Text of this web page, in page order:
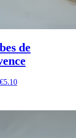
de
€5.10